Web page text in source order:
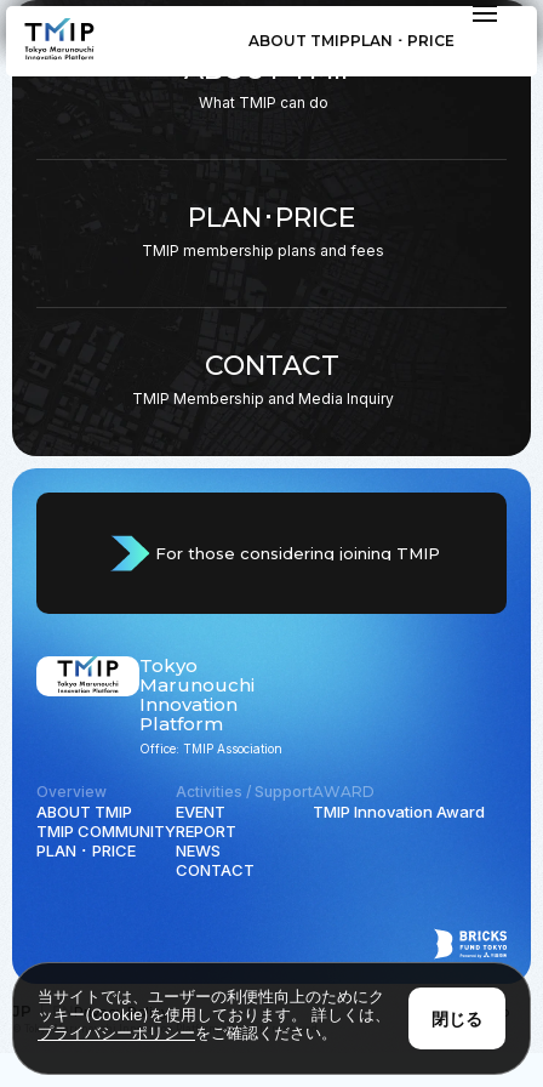
ABOUT TMIPPLAN ･ PRICE
ABOUT TMIP
What TMIP can do
PLAN･PRICE
TMIP membership plans and fees
CONTACT
TMIP Membership and Media Inquiry
For those considering joining TMIP
Tokyo
Marunouchi
Innovation
Platform
Office: TMIP Association
Overview
ABOUT TMIP
TMIP COMMUNITY
PLAN ･ PRICE
Activities / Support
EVENT
REPORT
NEWS
CONTACT
AWARD
TMIP Innovation Award
JP ENPrivacy Policy
© Tokyo Marunouchi Innovation Platform all rights reserved.
Back to Top
当サイトでは、ユーザーの利便性向上のためにク
ッキー(Cookie)を使用しております。 詳しくは、
プライバシーポリシーをご確認ください。
閉じる